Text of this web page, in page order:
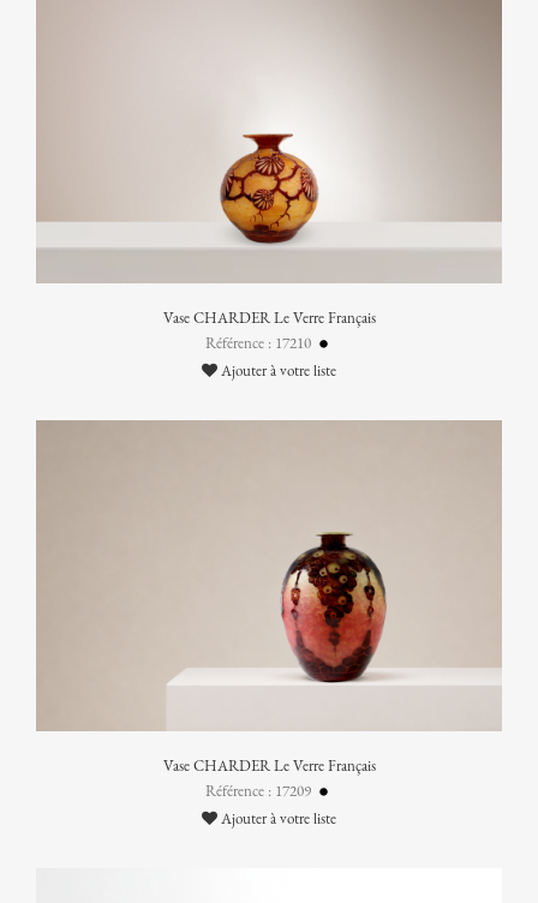
Vase CHARDER Le Verre Français
Référence : 17210
Ajouter à votre liste
Vase CHARDER Le Verre Français
Référence : 17209
Ajouter à votre liste